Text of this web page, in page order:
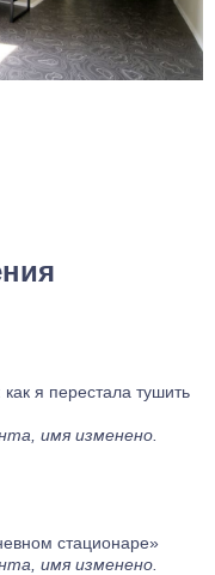
я перестала тушить
имя изменено.
стационаре»
имя изменено.